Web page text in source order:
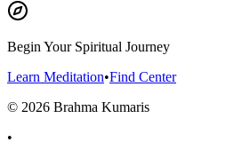
Begin Your Spiritual Journey
Learn Meditation•Find Center
© 2026 Brahma Kumaris
•